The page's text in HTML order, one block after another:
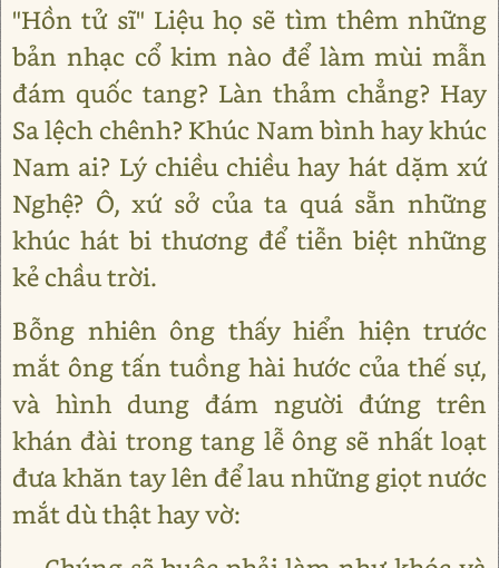
"Hồn tử sĩ" Liệu họ sẽ tìm thêm những
bản nhạc cổ kim nào để làm mùi mẫn
đám quốc tang? Làn thảm chẳng? Hay
Sa lệch chênh? Khúc Nam bình hay khúc
Nam ai? Lý chiều chiều hay hát dặm xứ
Nghệ? Ô, xứ sở của ta quá sẵn những
khúc hát bi thương để tiễn biệt những
kẻ chầu trời.
Bỗng nhiên ông thấy hiển hiện trước
mắt ông tấn tuồng hài hước của thế sự,
và hình dung đám người đứng trên
khán đài trong tang lễ ông sẽ nhất loạt
đưa khăn tay lên để lau những giọt nước
mắt dù thật hay vờ: